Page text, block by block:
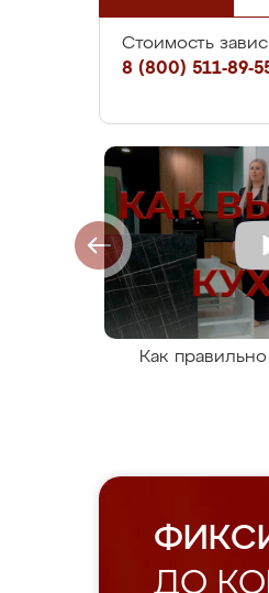
Стоимость
8 (800) 511-89-
Как
ДО